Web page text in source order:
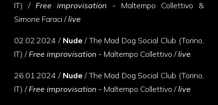
IT) /Free improvisation - Maltempo Collettivo &
Simone Faraci /live
02.02.2024 / Nude / The Mad Dog Social Club (Torino,
IT) /Free improvisation - Maltempo Collettivo /live
26.01.2024 / Nude / The Mad Dog Social Club (Torino,
IT) /Free improvisation - Maltempo Collettivo /live